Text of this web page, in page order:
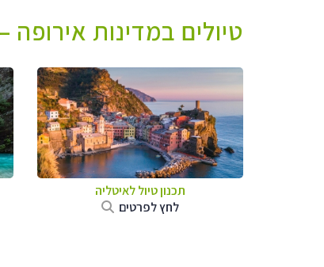
טיולים במדינות אירופה
תכנון טיול לאיטליה
לחץ לפרטים